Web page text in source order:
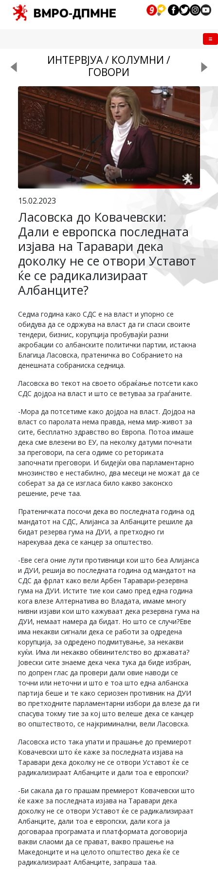
ИНТЕРВЈУА / КОЛУМНИ /
ГОВОРИ
15.02.2023
Ласовска до Ковачевски:
Дали е европска последната
изјава на Таравари дека
доколку не се отвори Уставот
ќе се радикализираат
Албанците?
Седма година како СДС е на власт и упорно се
обидува да се одржува на власт да ги спаси своите
тендери, бизнис, корупција пробувајќи разни
акробации со албанските политички партии, истакна
Благица Ласовска, пратеничка во Собранието на
денешната собраниска седница.
Ласовска во текот на своето обраќање потсети како
СДС дојдоа на власт и што се ветуваа за граѓаните.
-Мора да потсетиме како дојдоа на власт. Дојдоа на
власт со паролата нема правда, нема мир-живот за
сите, бесплатно здравство во Европа. Потоа имаше
дека сме влезени во ЕУ, па неколку датуми почнати
за преговори, па сега одиме со реториката
започнати преговори. И бидејќи ова парламентарно
мнозинство е нестабилно, два месеци не можат да се
соберат за да се изгласа било какво законско
решение, рече таа.
Пратеничката посочи дека во последната година од
мандатот на СДС, Алијанса за Албанците решиле да
бидат резерва гума на ДУИ, а претходно ги
нарекуваа дека се канцер за општество.
-Еве сега оние лути противници кои што беа Алијанса
и ДУИ, решија во последната година од мандатот на
СДС да фрлат како вели Арбен Таравари-резервна
гума на ДУИ. Истите тие кои само пред една година
кога влезе Алтернатива во Владата, имаме многу
нивни изјави кои што кажуваат дека резервна гума на
ДУИ, немаат намера да бидат. Но што се случи?Еве
има некакви сигнали дека се работи за одредена
корупција, за одредено подмитување, за некакви
куќи. Има ли некакво обвинителство во државата?
Јовески сите знаеме дека чека тука да биде избран,
по допрен глас да провери дали овие наводи се
точни или неточни и што е тоа што една албанска
партија беше и те како сериозен противник на ДУИ
во претходните парламентарни избори да влезе да ги
спасува токму тие за кој што велеше дека се канцер
во општеството, се најкриминални, вели Ласовска.
Ласовска исто така упати и прашање до премиерот
Ковачевски што ќе каже за последната изјава на
Таравари дека доколку не се отвори Уставот ќе се
радикализираат Албанците и дали тоа е европски?
-Би сакала да го прашам премиерот Ковачевски што
ќе каже за последната изјава на Таравари дека
доколку не се отвори Уставот ќе се радикализираат
Албанците, дали тоа е европски, дали кога ја
договараа програмата и платформата договорија
вакви слаоми да се прават, вакво прашење на
Македонците и на целото општество дека ќе се
радикализираат Албанците, запраша таа.